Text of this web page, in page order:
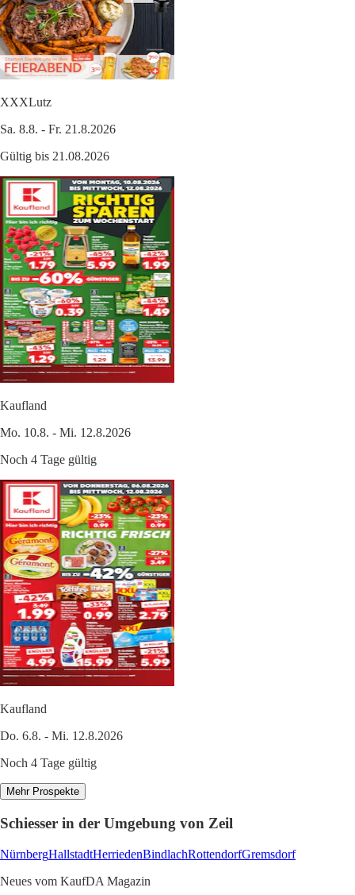
XXXLutz
Sa. 8.8. - Fr. 21.8.2026
Gültig bis 21.08.2026
Kaufland
Mo. 10.8. - Mi. 12.8.2026
Noch 4 Tage gültig
Kaufland
Do. 6.8. - Mi. 12.8.2026
Noch 4 Tage gültig
Mehr Prospekte
Schiesser in der Umgebung von Zeil
NürnbergHallstadtHerriedenBindlachRottendorfGremsdorf
Neues vom KaufDA Magazin